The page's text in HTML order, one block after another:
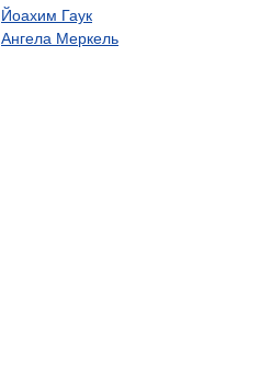
Йоахим Гаук
Ангела Меркель